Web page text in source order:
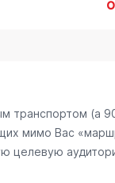
транспортом (а
мимо Вас
целевую